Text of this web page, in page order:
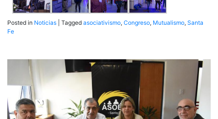
Posted in Noticias Tagged asociativismo, Congreso, Mutualismo, Santa
Fe